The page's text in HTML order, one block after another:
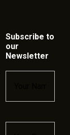
Subscribe to
our
Newsletter